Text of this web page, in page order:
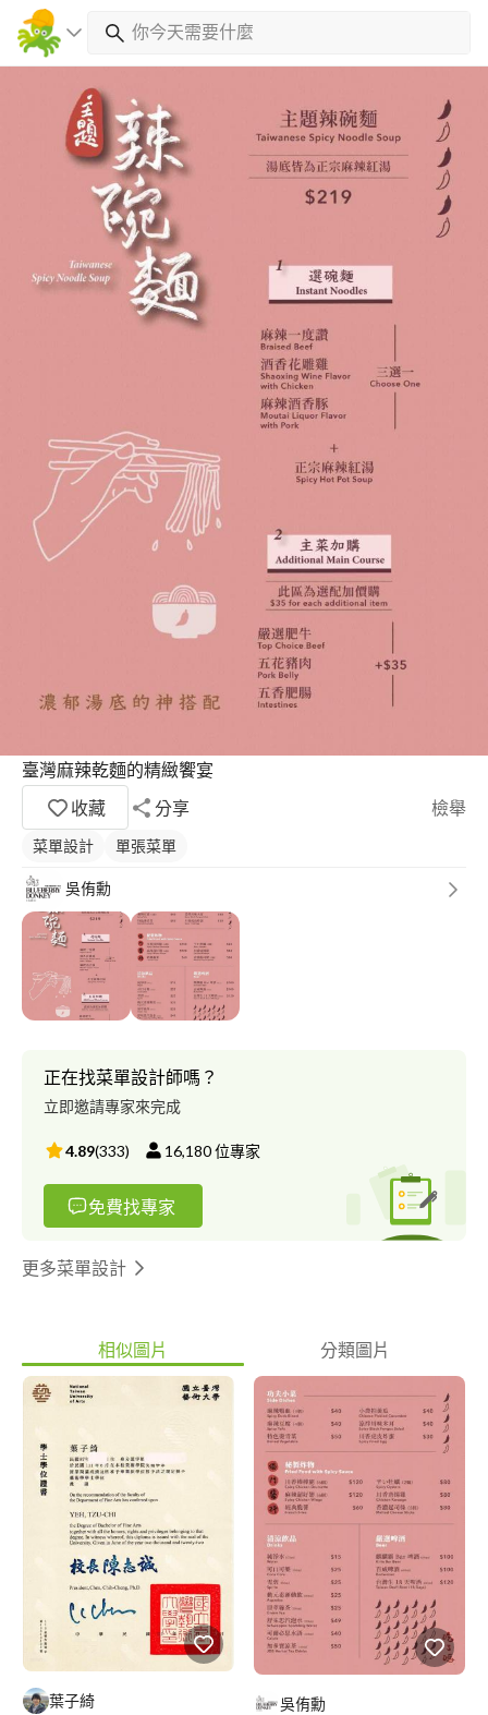
臺灣麻辣乾麵的精緻饗宴
收藏
分享 檢舉
菜單設計 單張菜單
吳侑勳
正在找菜單設計師嗎？
立即邀請專家來完成
4.89(333) 16,180位專家
免費找專家
更多菜單設計
相似圖片 分類圖片
葉子綺 吳侑勳